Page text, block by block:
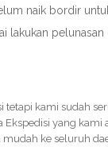
naik bordir
lakukan
tetapi kami sudah
yang
ke seluruh